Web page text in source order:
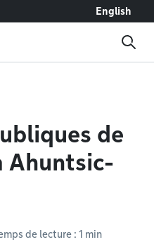
English
de
Ahuntsic-
de lecture : 1 min